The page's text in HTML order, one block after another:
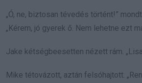
„Ó, ne, biztosan tévedés történt!”
„Kérem, jó gyerek ő. Nem lehetne ezt
Jake kétségbeesetten nézett rám.
Mike tétovázott, aztán felsóhajtott.